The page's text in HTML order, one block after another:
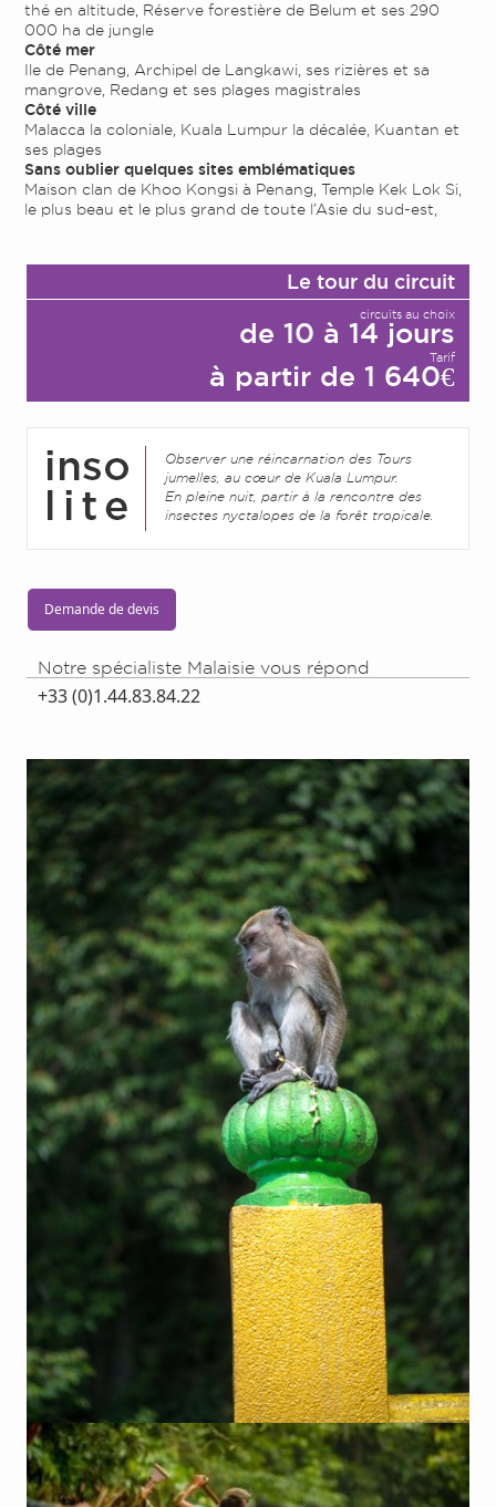
thé en altitude, Réserve forestière de Belum et ses 290
000 ha de jungle
Côté mer
Ile de Penang, Archipel de Langkawi, ses rizières et sa
mangrove, Redang et ses plages magistrales
Côté ville
Malacca la coloniale, Kuala Lumpur la décalée, Kuantan et
ses plages
Sans oublier quelques sites emblématiques
Maison clan de Khoo Kongsi à Penang, Temple Kek Lok Si,
le plus beau et le plus grand de toute l’Asie du sud-est,
Le tour du circuit
circuits au choix
de 10 à 14 jours
Tarif
à partir de 1 640€
Observer une réincarnation des Tours
jumelles, au cœur de Kuala Lumpur.
En pleine nuit, partir à la rencontre des
insectes nyctalopes de la forêt tropicale.
Demande de devis
Notre spécialiste Malaisie vous répond
+33 (0)1.44.83.84.22